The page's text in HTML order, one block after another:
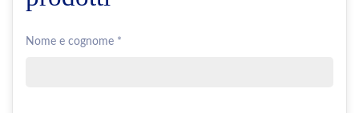
Nome e cognome *